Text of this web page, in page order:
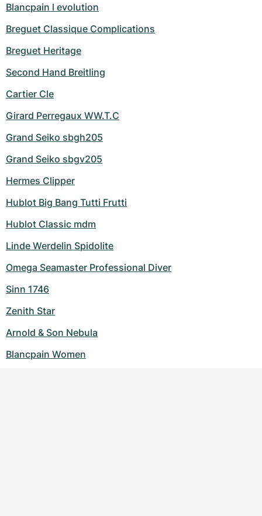
Blancpain l evolution
Breguet Classique Complications
Breguet Heritage
Second Hand Breitling
Cartier Cle
Girard Perregaux WW.T.C
Grand Seiko sbgh205
Grand Seiko sbgv205
Hermes Clipper
Hublot Big Bang Tutti Frutti
Hublot Classic mdm
Linde Werdelin Spidolite
Omega Seamaster Professional Diver
Sinn 1746
Zenith Star
Arnold & Son Nebula
Blancpain Women